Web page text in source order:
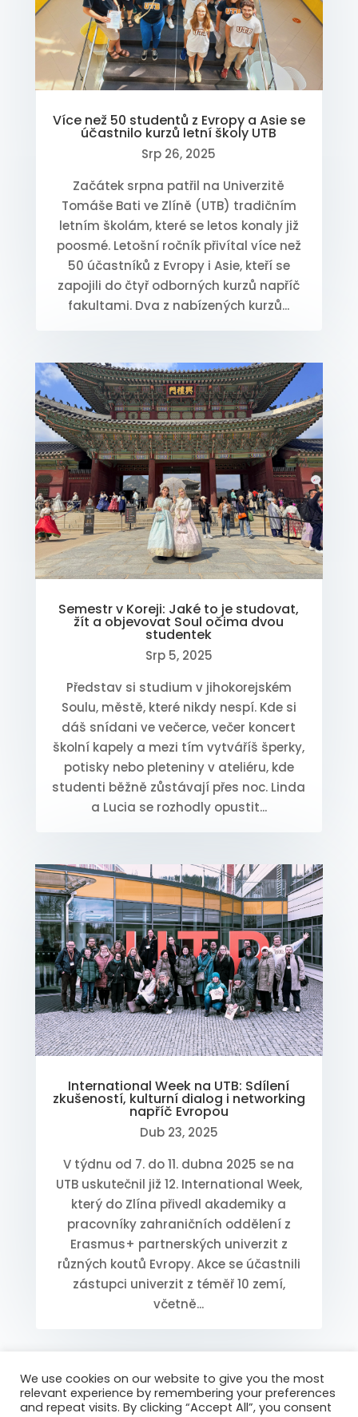
Více než 50 studentů z Evropy a Asie se
účastnilo kurzů letní školy UTB
Srp 26, 2025
Začátek srpna patřil na Univerzitě
Tomáše Bati ve Zlíně (UTB) tradičním
letním školám, které se letos konaly již
poosmé. Letošní ročník přivítal více než
50 účastníků z Evropy i Asie, kteří se
zapojili do čtyř odborných kurzů napříč
fakultami. Dva z nabízených kurzů...
Semestr v Koreji: Jaké to je studovat,
žít a objevovat Soul očima dvou
studentek
Srp 5, 2025
Představ si studium v jihokorejském
Soulu, městě, které nikdy nespí. Kde si
dáš snídani ve večerce, večer koncert
školní kapely a mezi tím vytváříš šperky,
potisky nebo pleteniny v ateliéru, kde
studenti běžně zůstávají přes noc. Linda
a Lucia se rozhodly opustit...
International Week na UTB: Sdílení
zkušeností, kulturní dialog i networking
napříč Evropou
Dub 23, 2025
V týdnu od 7. do 11. dubna 2025 se na
UTB uskutečnil již 12. International Week,
který do Zlína přivedl akademiky a
pracovníky zahraničních oddělení z
Erasmus+ partnerských univerzit z
různých koutů Evropy. Akce se účastnili
zástupci univerzit z téměř 10 zemí,
včetně...
1. stránka z celkem
5
1 2 3 4 5 »
We use cookies on our website to give you the most
relevant experience by remembering your preferences
and repeat visits. By clicking “Accept All”, you consent